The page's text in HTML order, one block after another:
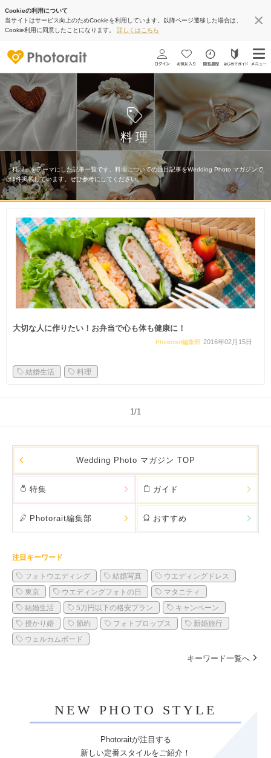
Cookieの利用について
当サイトはサービス向上のためCookieを利用しています。以降ページ遷移した場合は、
Cookie利用に同意したことになります。 詳しくはこちら
料理
「料理」をテーマにした記事一覧です。料理についての注目記事をWedding Photo マガジンで
は1件掲載しています。ぜひ参考にしてください。
大切な人に作りたい！お弁当で心も体も健康に！
Photorait編集部 2016年02月15日
結婚生活 料理
1/1
Wedding Photo マガジン TOP
特集 ガイド
Photorait編集部 おすすめ
注目キーワード
フォトウエディング 結婚写真
ウエディングドレス
東京
ウエディングフォトの日
マタニティ
結婚生活
5万円以下の格安プラン
キャンペーン
授かり婚
節約 フォトプロップス
新婚旅行
ウェルカムボード
キーワード一覧へ
NEW PHOTO STYLE
Photoraitが注目する
新しい定番スタイルをご紹介！